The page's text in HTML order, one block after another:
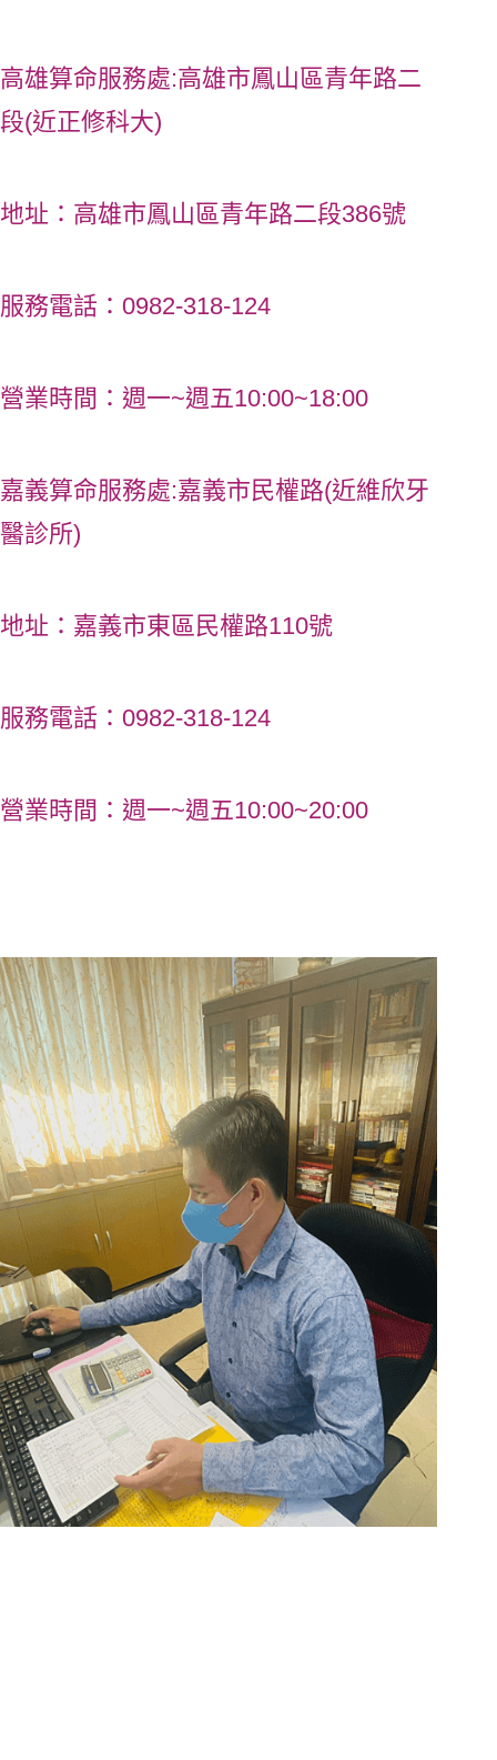
高雄算命服務處:高雄市鳳山區青年路二
段(近正修科大)
地址：高雄市鳳山區青年路二段386號
服務電話： 0982-318-124
營業時間：週一~週五10:00~18:00
嘉義算命服務處:嘉義市民權路(近維欣牙
醫診所)
地址：嘉義市東區民權路110號
服務電話： 0982-318-124
營業時間：週一~週五10:00~20:00